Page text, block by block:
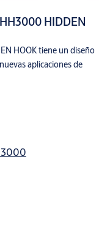
HIDDEN
HOOK tiene un diseño
aplicaciones de